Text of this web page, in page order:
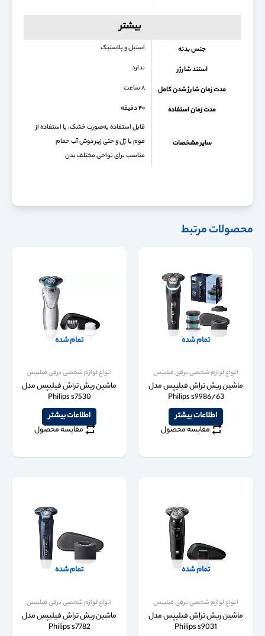
بیشتر
جنس بدنه استیل و پلاستیک
استند شارژر ندارد
مدت زمان شارژ شدن کامل ۸ ساعت
مدت زمان استفاده ۴۰ دقیقه
سایر مشخصات
قابل استفاده به‌صورت خشک، با استفاده از
فوم یا ژل و حتی زیر دوش آب حمام
مناسب برای نواحی مختلف بدن
محصولات مرتبط
تمام شده
انواع لوازم شخصی برقی فیلیپس
ماشین ریش تراش فیلیپس مدل
Philips s9986/63
اطلاعات بیشتر
مقایسه محصول
تمام شده
انواع لوازم شخصی برقی فیلیپس
ماشین ریش تراش فیلیپس مدل
Philips s7530
اطلاعات بیشتر
مقایسه محصول
تمام شده
انواع لوازم شخصی برقی فیلیپس
ماشین ریش تراش فیلیپس مدل
Philips s9031
تمام شده
انواع لوازم شخصی برقی فیلیپس
ماشین ریش تراش فیلیپس مدل
Philips s7782